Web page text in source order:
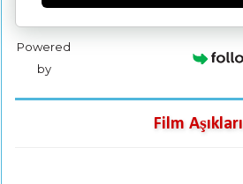
Powered
by
Film Aşıkları